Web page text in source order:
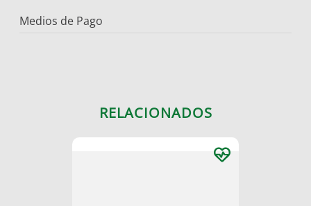
Medios de Pago
RELACIONADOS